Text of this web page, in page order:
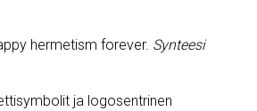
hermetism forever. Synteesi
ja logosentrinen